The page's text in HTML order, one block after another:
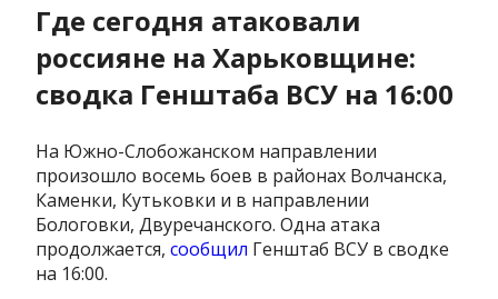
Где сегодня атаковали
россияне на Харьковщине:
сводка Генштаба ВСУ на 16:00
На Южно-Слобожанском направлении
произошло восемь боев в районах Волчанска,
Каменки, Кутьковки и в направлении
Бологовки, Двуречанского. Одна атака
продолжается,сообщил Генштаб ВСУ в сводке
на 16:00.